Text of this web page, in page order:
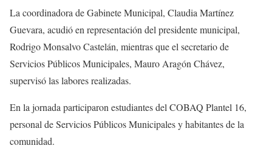
La coordinadora de Gabinete Municipal, Claudia Martínez
Guevara, acudió en representación del presidente municipal,
Rodrigo Monsalvo Castelán, mientras que el secretario de
Servicios Públicos Municipales, Mauro Aragón Chávez,
supervisó las labores realizadas.
En la jornada participaron estudiantes del COBAQ Plantel 16,
personal de Servicios Públicos Municipales y habitantes de la
comunidad.